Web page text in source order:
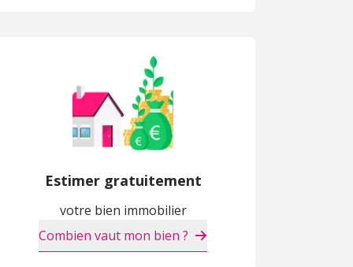
Estimer gratuitement
votre bien immobilier
Combien vaut mon bien ?